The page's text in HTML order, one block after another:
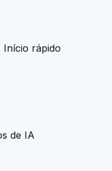
Início rápido
de IA